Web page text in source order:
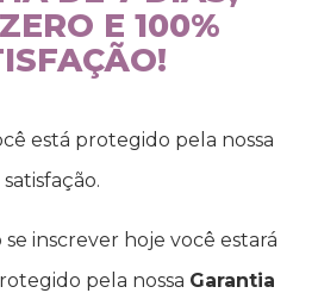
E 100%
está protegido pela nossa
se inscrever hoje você estará
pela nossa Garantia